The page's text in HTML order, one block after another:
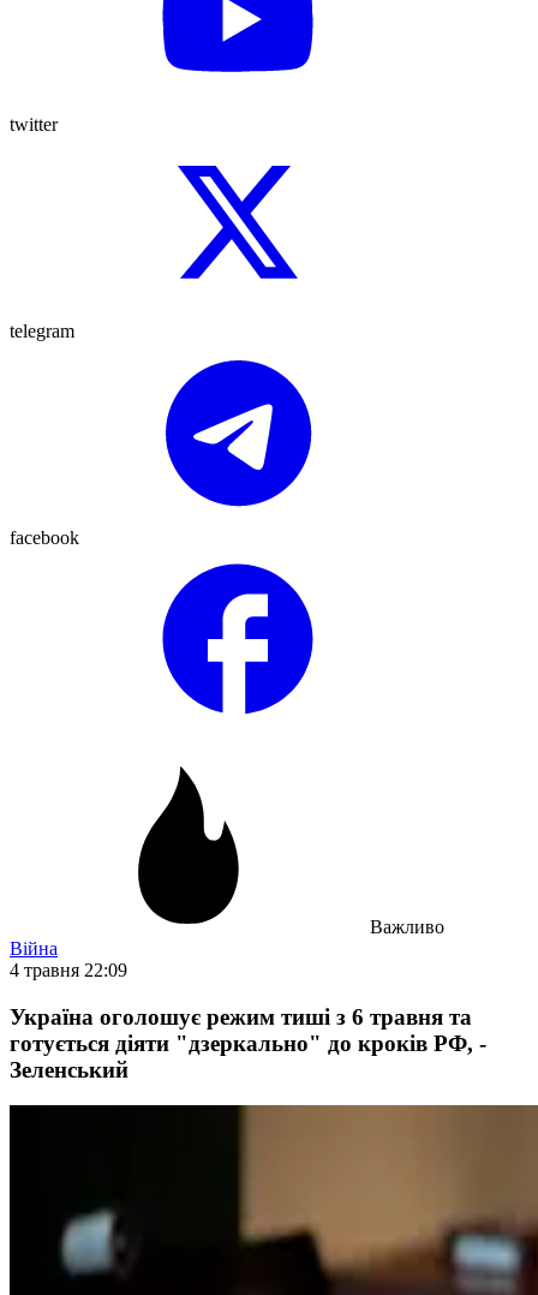
twitter
telegram
facebook
Важливо
Війна
4 травня 22:09
Україна оголошує режим тиші з 6 травня та
готується діяти "дзеркально" до кроків РФ, -
Зеленський